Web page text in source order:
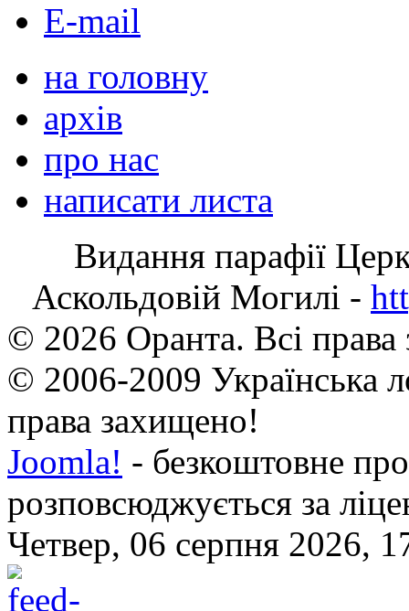
E-mail
на головну
архів
про нас
написати листа
Видання парафії
Аскольдовій Могилі -
© 2026 Оранта. Всі
© 2006-2009 Українська
права захищено!
Joomla! - безкоштовне
розповсюджується за
Четвер, 06 серпня 2026,